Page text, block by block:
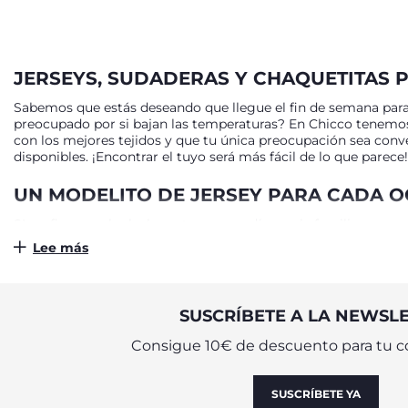
JERSEYS, SUDADERAS Y CHAQUETITAS
Sabemos que estás deseando que llegue el fin de semana
preocupado por si bajan las temperaturas? En Chicco
con los mejores tejidos y que tu única preocupación sea
disponibles. ¡Encontrar el tuyo será más fácil de lo que parece!
UN MODELITO DE JERSEY PARA CADA
elegir su preferido. Si quieres un estilo más casual para el
diferentes colores hasta estampados con animalitos.
que tenemos disponibles en la web de Chicco.
SIEMPRE ABRIGADOS CON LAS
Llegan las bajas temperaturas y empiezan las típicas
Nuestra gama incluye desde elegantes colores neutros
Lee más
SUSCRÍBETE A LA
Consigue 10€ de descuento para tu
SUSCRÍBETE YA